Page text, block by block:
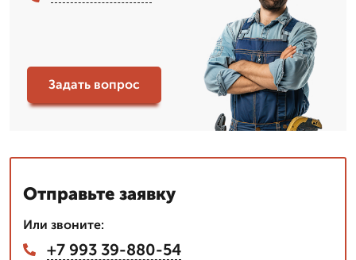
Задать вопрос
Отправьте заявку
Или звоните:
+7 993 39-880-54